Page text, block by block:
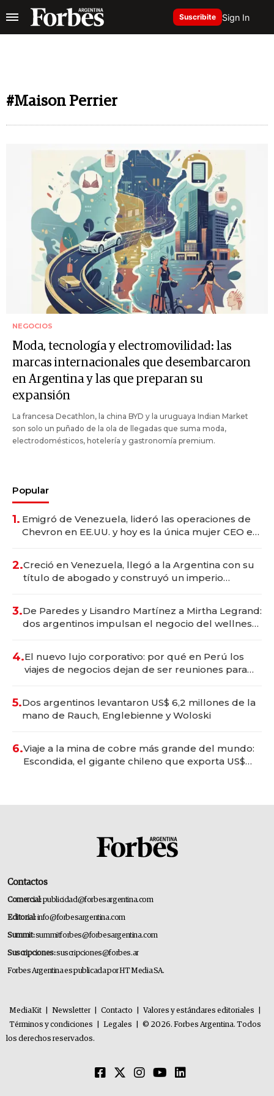
Suscribite Sign In
#Maison Perrier
NEGOCIOS
Moda, tecnología y electromovilidad: las
marcas internacionales que desembarcaron
en Argentina y las que preparan su
expansión
La francesa Decathlon, la china BYD y la uruguaya Indian Market
son solo un puñado de la ola de llegadas que suma moda,
electrodomésticos, hotelería y gastronomía premium.
Popular
1. Emigró de Venezuela, lideró las operaciones de
Chevron en EE.UU. y hoy es la única mujer CEO en
2.Creció en Venezuela, llegó a la Argentina con su
título de abogado y construyó un imperio
3.De Paredes y Lisandro Martínez a Mirtha Legrand:
dos argentinos impulsan el negocio del wellness
4.El nuevo lujo corporativo: por qué en Perú los
viajes de negocios dejan de ser reuniones para
5.Dos argentinos levantaron US$ 6,2 millones de la
mano de Rauch, Englebienne y Woloski
6.Viaje a la mina de cobre más grande del mundo:
Escondida, el gigante chileno que exporta US$
Contactos
Comercial:publicidad@forbesargentina.com
Editorial:info@forbesargentina.com
Summit:summitforbes@forbesargentina.com
Suscripciones:suscripciones@forbes.ar
Forbes Argentina es publicada por HT Media SA.
MediaKit Newsletter Contacto Valores y estándares editoriales
Términos y condiciones
Legales
© 2026. Forbes Argentina. Todos
los derechos reservados.